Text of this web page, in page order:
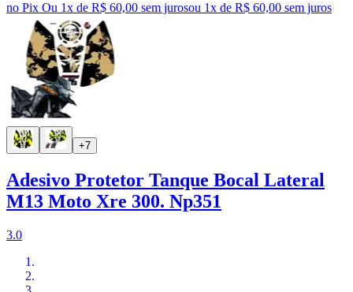
no Pix Ou 1x de R$ 60,00 sem jurosou 1x de R$ 60,00 sem juros
+7
Adesivo Protetor Tanque Bocal Lateral
M13 Moto Xre 300. Np351
3.0